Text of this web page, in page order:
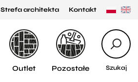
Strefa architekta Kontakt
Szukaj
Outlet Pozostałe